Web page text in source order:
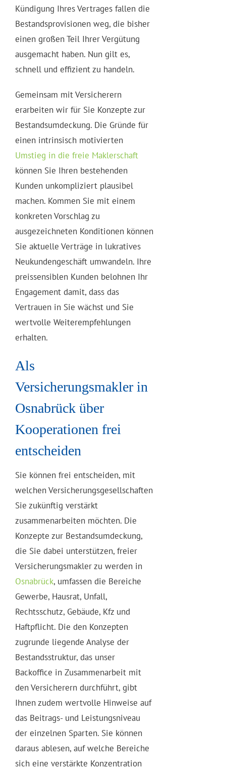
Kündigung Ihres Vertrages fallen die
Bestandsprovisionen weg, die bisher
einen großen Teil Ihrer Vergütung
ausgemacht haben. Nun gilt es,
schnell und effizient zu handeln.
Gemeinsam mit Versicherern
erarbeiten wir für Sie Konzepte zur
Bestandsumdeckung. Die Gründe für
einen intrinsisch motivierten
Umstieg in die freie Maklerschaft
können Sie Ihren bestehenden
Kunden unkompliziert plausibel
machen. Kommen Sie mit einem
konkreten Vorschlag zu
ausgezeichneten Konditionen können
Sie aktuelle Verträge in lukratives
Neukundengeschäft umwandeln. Ihre
preissensiblen Kunden belohnen Ihr
Engagement damit, dass das
Vertrauen in Sie wächst und Sie
wertvolle Weiterempfehlungen
erhalten.
Als
Versicherungsmakler in
Osnabrück über
Kooperationen frei
entscheiden
Sie können frei entscheiden, mit
welchen Versicherungsgesellschaften
Sie zukünftig verstärkt
zusammenarbeiten möchten. Die
Konzepte zur Bestandsumdeckung,
die Sie dabei unterstützen, freier
Versicherungsmakler zu werden in
Osnabrück, umfassen die Bereiche
Gewerbe, Hausrat, Unfall,
Rechtsschutz, Gebäude, Kfz und
Haftpflicht. Die den Konzepten
zugrunde liegende Analyse der
Bestandsstruktur, das unser
Backoffice in Zusammenarbeit mit
den Versicherern durchführt, gibt
Ihnen zudem wertvolle Hinweise auf
das Beitrags- und Leistungsniveau
der einzelnen Sparten. Sie können
daraus ablesen, auf welche Bereiche
sich eine verstärkte Konzentration